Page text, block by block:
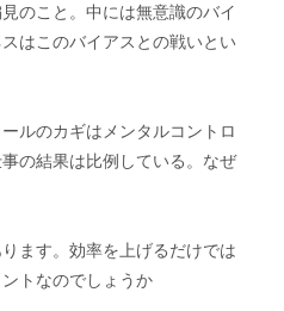
のこと。中には無意識のバイ
はこのバイアスとの戦いとい
ルのカギはメンタルコントロ
の結果は比例している。なぜ
ます。効率を上げるだけでは
トなのでしょうか